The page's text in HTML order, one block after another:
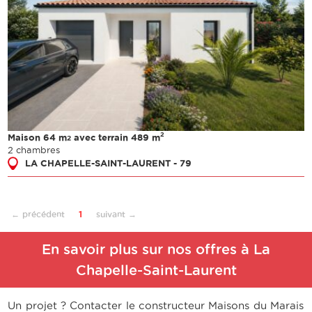
Maison 64 m2 avec terrain 489 m2
2 chambres
LA CHAPELLE-SAINT-LAURENT - 79
← précédent 1 suivant →
En savoir plus sur nos offres à La
Chapelle-Saint-Laurent
Un projet ? Contacter le constructeur Maisons du Marais